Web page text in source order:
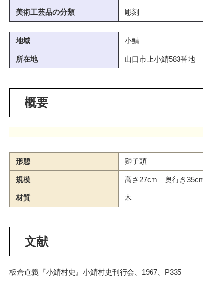
美術工芸品の分類 彫刻
地域 小鯖
所在地 山口市上小鯖583番地
概要
形態 獅子頭
規模 高さ27cm 奥行き
材質 木
文献
板倉道義『小鯖村史』小鯖村史刊行会、1967、P335